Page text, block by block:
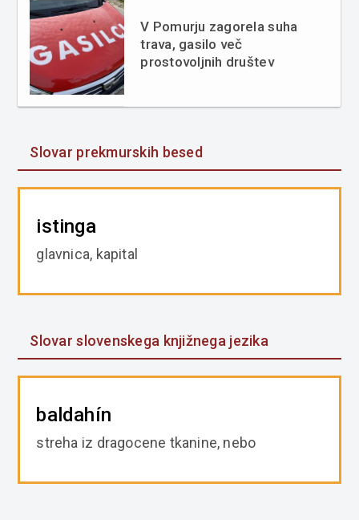
V Pomurju zagorela suha
trava, gasilo več
prostovoljnih društev
Slovar prekmurskih besed
istinga
glavnica, kapital
Slovar slovenskega knjižnega jezika
baldahín
streha iz dragocene tkanine, nebo